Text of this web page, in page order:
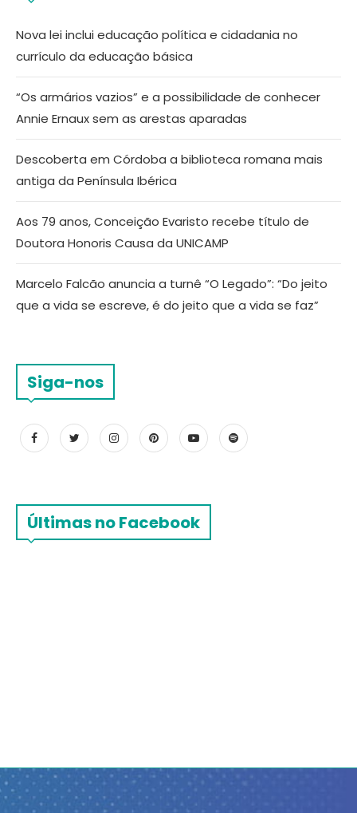
Nova lei inclui educação política e cidadania no
currículo da educação básica
“Os armários vazios” e a possibilidade de conhecer
Annie Ernaux sem as arestas aparadas
Descoberta em Córdoba a biblioteca romana mais
antiga da Península Ibérica
Aos 79 anos, Conceição Evaristo recebe título de
Doutora Honoris Causa da UNICAMP
Marcelo Falcão anuncia a turnê “O Legado”: “Do jeito
que a vida se escreve, é do jeito que a vida se faz”
Siga-nos
Últimas no Facebook